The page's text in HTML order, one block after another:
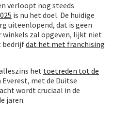
verloopt nog steeds
is nu het doel. De huidige
uiteenlopend, dat is geen
winkels zal opgeven, lijkt niet
bedrijfdat het met franchising
het toetreden tot de
Everest, met de Duitse
wordt cruciaal in de
jaren.